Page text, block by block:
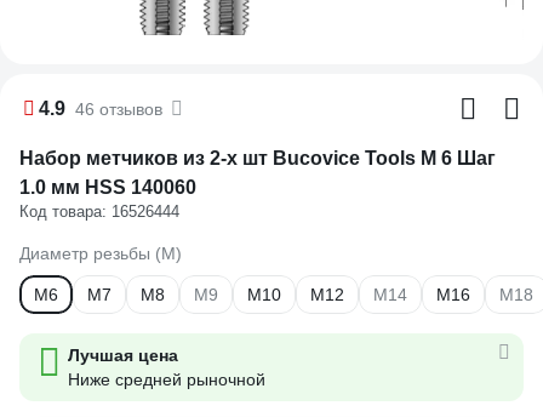
4.9 46 отзывов
Набор метчиков из 2-х шт Bucovice Tools М 6 Шаг
1.0 мм HSS 140060
Код товара: 16526444
Диаметр резьбы (М)
М6 М7 М8 М9 М10 М12 М14 М16 М18
Лучшая цена
Ниже средней рыночной